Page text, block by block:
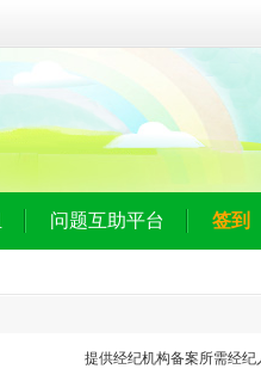
问题互助平台 签到
提供经纪机构备案所需经